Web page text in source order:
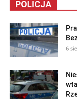
POLICJA
6